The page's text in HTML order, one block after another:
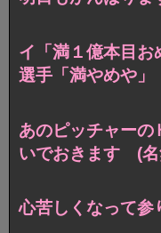
イ「満１億本目お
選手「満やめや
あのピッチャーの
いでおきます (名
心苦しくなって